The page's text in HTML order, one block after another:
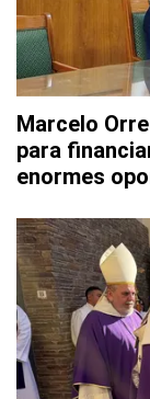
Marcelo
para
enormes